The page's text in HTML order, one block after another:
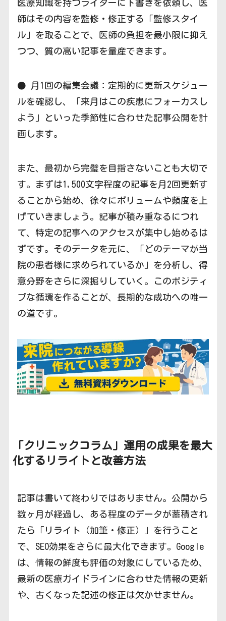
医療知識を持つライターに下書きを依頼し、医
師はその内容を監修・修正する「監修スタイ
ル」を取ることで、医師の負担を最小限に抑え
つつ、質の高い記事を量産できます。
● 月1回の編集会議：定期的に更新スケジュー
ルを確認し、「来月はこの疾患にフォーカスし
よう」といった季節性に合わせた記事公開を計
画します。
また、最初から完璧を目指さないことも大切で
す。まずは1,500文字程度の記事を月2回更新す
ることから始め、徐々にボリュームや頻度を上
げていきましょう。記事が積み重なるにつれ
て、特定の記事へのアクセスが集中し始めるは
ずです。そのデータを元に、「どのテーマが当
院の患者様に求められているか」を分析し、得
意分野をさらに深掘りしていく。このポジティ
ブな循環を作ることが、長期的な成功への唯一
の道です。
「クリニックコラム」運用の成果を最大
化するリライトと改善方法
記事は書いて終わりではありません。公開から
数ヶ月が経過し、ある程度のデータが蓄積され
たら「リライト（加筆・修正）」を行うこと
で、SEO効果をさらに最大化できます。Google
は、情報の鮮度も評価の対象にしているため、
最新の医療ガイドラインに合わせた情報の更新
や、古くなった記述の修正は欠かせません。